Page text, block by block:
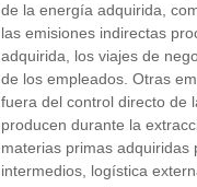
de la energía adquirida,
las emisiones indirectas
adquirida, los viajes de
de los empleados. Otras
fuera del control directo de
producen durante la
materias primas
intermedios, logística